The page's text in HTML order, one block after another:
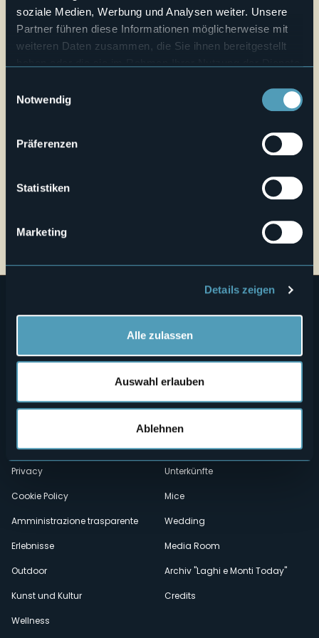
soziale Medien, Werbung und Analysen weiter. Unsere
Partner führen diese Informationen möglicherweise mit
weiteren Daten zusammen, die Sie ihnen bereitgestellt
Notwendig
Präferenzen
Statistiken
Marketing
Details zeigen
Alle zulassen
Auswahl erlauben
Ablehnen
Webseite
Live
22,7°
Viale Santuario Madonna della Bocciola, 13
Öffnen Sie die Karte
Menù
secondario
Kontakte
Privacy
Cookie Policy
Amministrazione trasparente
Erlebnisse
Outdoor
Kunst und Kultur
Wellness
Events
Unterkünfte
Mice
Wedding
Media Room
Archiv "Laghi e Monti Today"
Credits